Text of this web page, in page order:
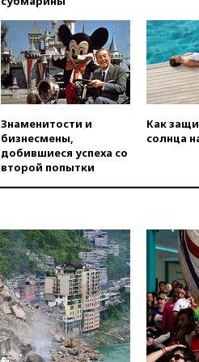
Знаменитости и
бизнесмены,
добившиеся успеха со
второй попытки
Как
солнца